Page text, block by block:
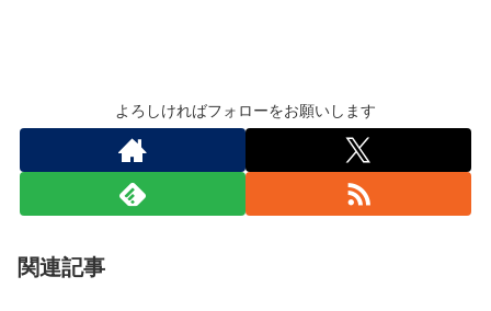
よろしければフォローをお願いします
関連記事